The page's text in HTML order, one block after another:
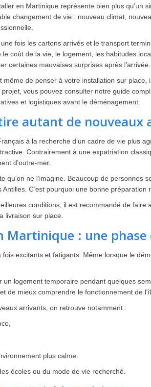
en Martinique représente bien plus
changement de vie : nouveau climat,
fois les cartons arrivés et le transport
le coût de la vie, le logement, les habitudes
certaines mauvaises surprises après l’arrivée.
même de penser à votre installation sur
projet, vous pouvez consulter notre guide
et logistiques avant le déménagement.
autant de nouveaux
à la recherche d’un cadre de vie plus
Contrairement à une expatriation
d’outre-mer.
qu’on ne l’imagine. Beaucoup de
C’est pourquoi une bonne
conditions, il est recommandé de faire
livraison sur place.
Martinique : une
excitants et fatigants. Même lorsque le
logement temporaire pendant quelques
de mieux comprendre le fonctionnement de
arrivants, on retrouve notamment :
plus calme.
écoles ou du mode de vie recherché.